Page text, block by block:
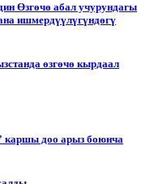
Өзгөчө абал учурундагы
ишмердүүлүгүндөгү
өзгөчө кырдаал
каршы доо арыз боюнча